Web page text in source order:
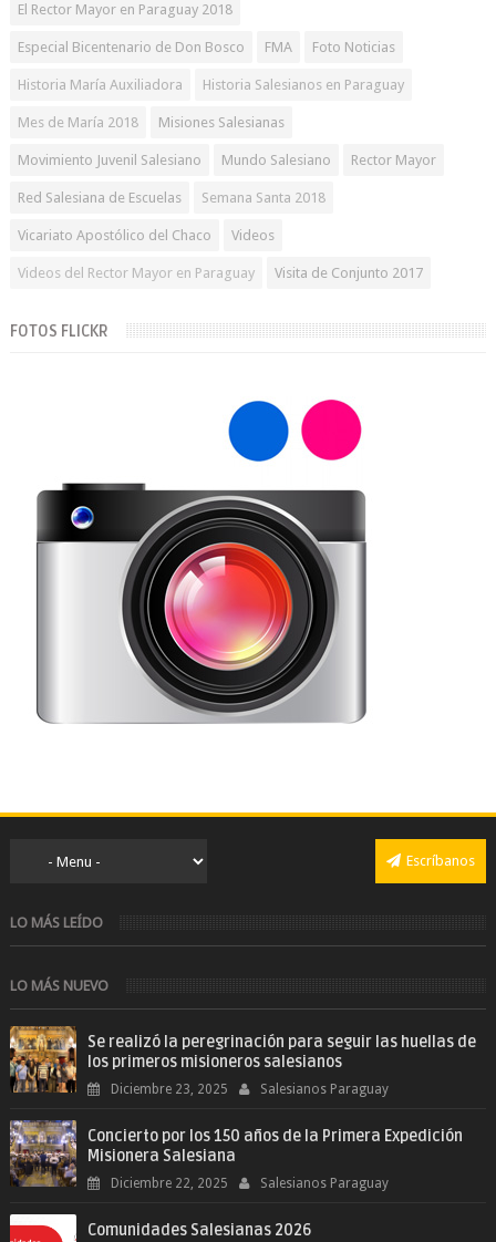
El Rector Mayor en Paraguay 2018
Especial Bicentenario de Don Bosco FMA Foto Noticias
Historia María Auxiliadora Historia Salesianos en Paraguay
Mes de María 2018 Misiones Salesianas
Movimiento Juvenil Salesiano Mundo Salesiano Rector Mayor
Red Salesiana de Escuelas Semana Santa 2018
Vicariato Apostólico del Chaco Videos
Videos del Rector Mayor en Paraguay Visita de Conjunto 2017
FOTOS FLICKR
Escríbanos
LO MÁS LEÍDO
LO MÁS NUEVO
Se realizó la peregrinación para seguir las huellas de
los primeros misioneros salesianos
Diciembre 23, 2025 Salesianos Paraguay
Concierto por los 150 años de la Primera Expedición
Misionera Salesiana
Diciembre 22, 2025 Salesianos Paraguay
Comunidades Salesianas 2026